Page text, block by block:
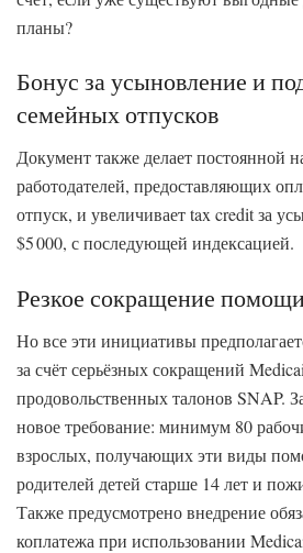
планы?
Бонус за усыновление и
семейных отпусков
Документ также делает постоянной
работодателей, предоставляющих
отпуск, и увеличивает tax credit за
$5 000, с последующей индексацией.
Резкое сокращение
Но все эти инициативы
за счёт серьёзных сокращений
продовольственных талонов SNAP.
новое требование: минимум 80
взрослых, получающих эти виды
родителей детей старше 14 лет и
Также предусмотрено внедрение
коплатежа при использовании